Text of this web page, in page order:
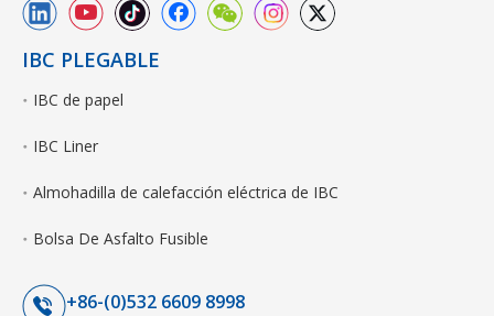
IBC PLEGABLE
IBC de papel
IBC Liner
Almohadilla de calefacción eléctrica de IBC
Bolsa De Asfalto Fusible
+86-(0)532 6609 8998